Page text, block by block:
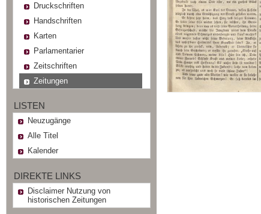
Druckschriften
Handschriften
Karten
Parlamentarier
Zeitschriften
Zeitungen
LISTEN
Neuzugänge
Alle Titel
Kalender
DIREKTE LINKS
Disclaimer Nutzung von
historischen Zeitungen